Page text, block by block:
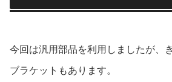
今回は汎用部品を利用しましたが、
ブラケットもあります。